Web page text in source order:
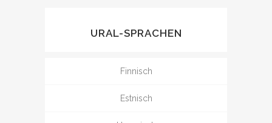
URAL-SPRACHEN
Finnisch
Estnisch